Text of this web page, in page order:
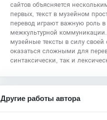
сайтов объясняется
первых, текст в музейном
перевод играют важную роль
межкультурной коммуникации.
музейные тексты в силу своей
оказаться сложными для
синтаксически, так и
Другие работы автора